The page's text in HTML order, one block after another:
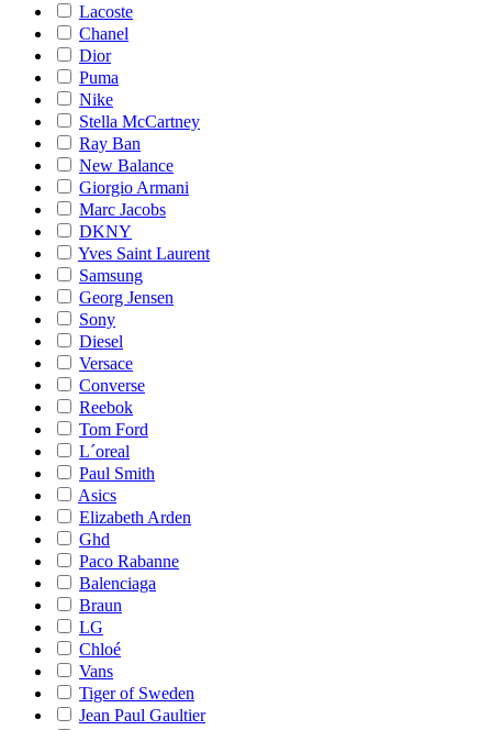
Lacoste
Chanel
Dior
Puma
Nike
Stella McCartney
Ray Ban
New Balance
Giorgio Armani
Marc Jacobs
DKNY
Yves Saint Laurent
Samsung
Georg Jensen
Sony
Diesel
Versace
Converse
Reebok
Tom Ford
L´oreal
Paul Smith
Asics
Elizabeth Arden
Ghd
Paco Rabanne
Balenciaga
Braun
LG
Chloé
Vans
Tiger of Sweden
Jean Paul Gaultier